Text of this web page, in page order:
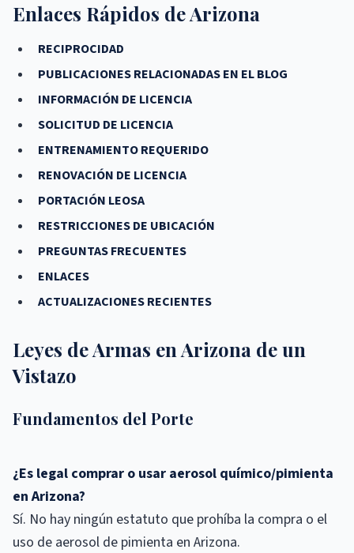
Enlaces Rápidos de Arizona
RECIPROCIDAD
PUBLICACIONES RELACIONADAS EN EL BLOG
INFORMACIÓN DE LICENCIA
SOLICITUD DE LICENCIA
ENTRENAMIENTO REQUERIDO
RENOVACIÓN DE LICENCIA
PORTACIÓN LEOSA
RESTRICCIONES DE UBICACIÓN
PREGUNTAS FRECUENTES
ENLACES
ACTUALIZACIONES RECIENTES
Leyes de Armas en Arizona de un
Vistazo
Fundamentos del Porte
¿Es legal comprar o usar aerosol químico/pimienta
en Arizona?
Sí. No hay ningún estatuto que prohíba la compra o el
uso de aerosol de pimienta en Arizona.